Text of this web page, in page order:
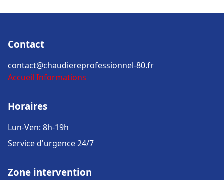
Contact
contact@chaudiereprofessionnel-80.fr
Accueil Informations
Horaires
Lun-Ven: 8h-19h
Service d'urgence 24/7
Zone intervention